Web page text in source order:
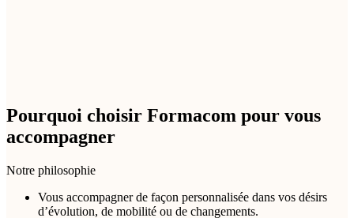
Pourquoi choisir Formacom pour vous
accompagner
Notre philosophie
Vous accompagner de façon personnalisée dans vos désirs
d’évolution, de mobilité ou de changements.